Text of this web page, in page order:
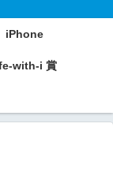
iPhone
with-i 賞